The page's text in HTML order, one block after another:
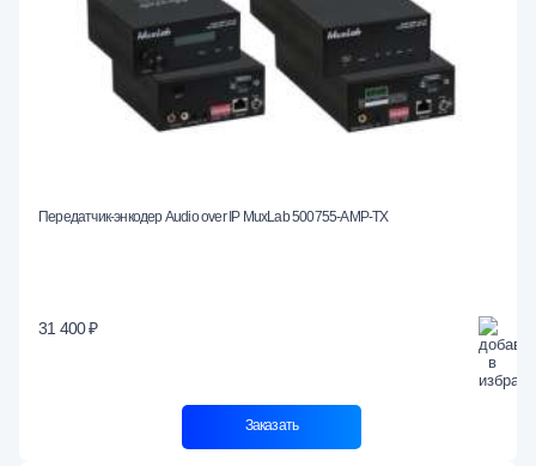
Передатчик-энкодер Audio over IP MuxLab 500755-AMP-TX
31 400 ₽
Заказать